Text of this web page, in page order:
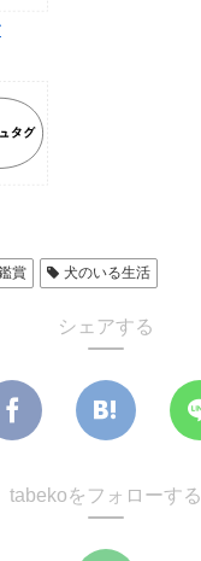
賞 犬のいる生活
シェアする
tabekoをフォローする